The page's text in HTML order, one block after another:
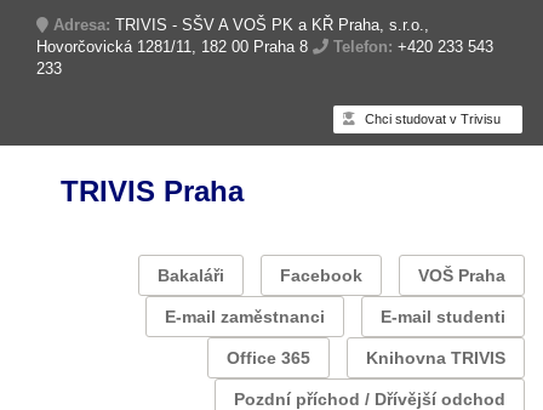
Adresa: TRIVIS - SŠV A VOŠ PK a KŘ Praha, s.r.o.,
Hovorčovická 1281/11, 182 00 Praha 8
Telefon: +420 233 543
233
Chci studovat v Trivisu
TRIVIS Praha
Bakaláři Facebook VOŠ Praha
E-mail zaměstnanci E-mail studenti
Office 365 Knihovna TRIVIS
Pozdní příchod / Dřívější odchod